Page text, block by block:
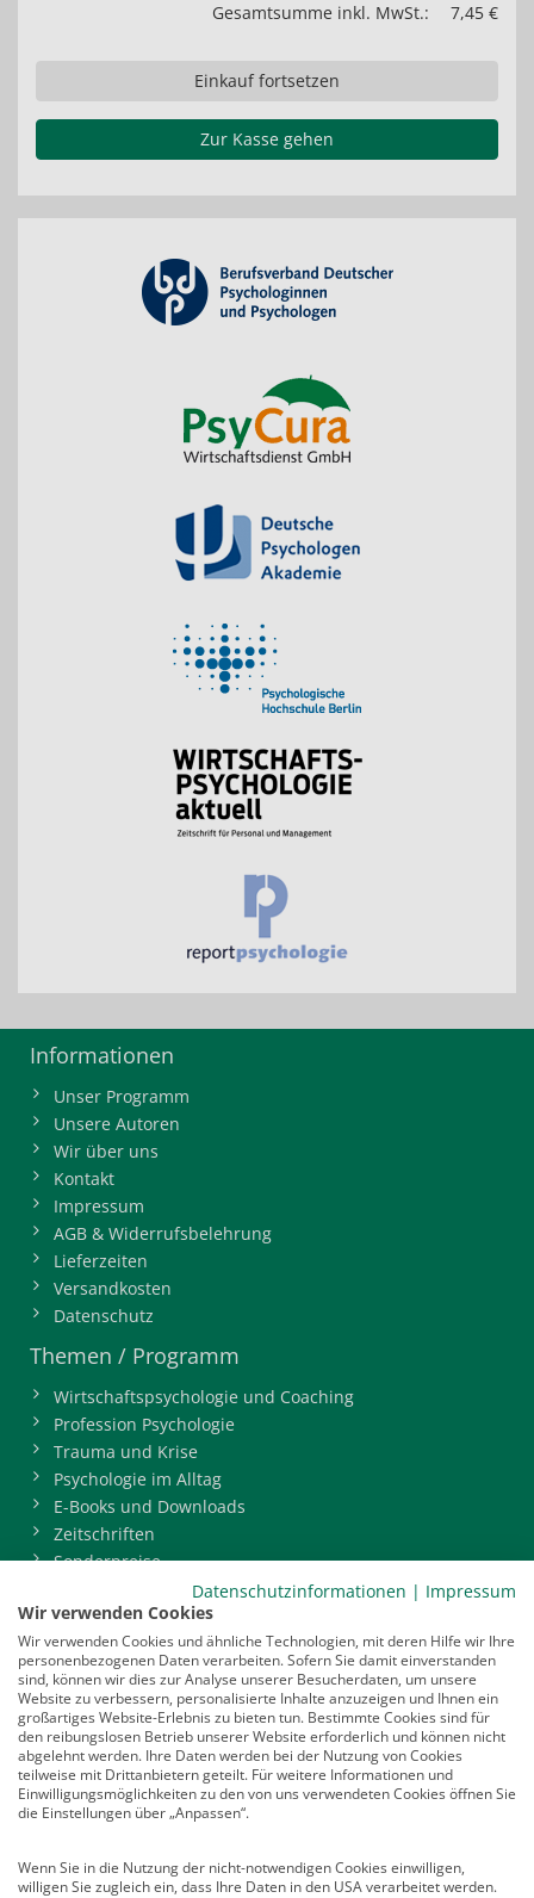
Gesamtsumme inkl. MwSt.: 7,45 €
Einkauf fortsetzen
Zur Kasse gehen
Informationen
Unser Programm
Unsere Autoren
Wir über uns
Kontakt
Impressum
AGB & Widerrufsbelehrung
Lieferzeiten
Versandkosten
Datenschutz
Themen / Programm
Wirtschaftspsychologie und Coaching
Profession Psychologie
Trauma und Krise
Psychologie im Alltag
E-Books und Downloads
Zeitschriften
Sonderpreise
BDP-Mitgliederbereich
Service
Newsletter
Mediadaten
Infocenter
Veranstaltungen
Nachrichten
Abo kündigen
Vertrag widerrufen
Datenschutzinformationen | Impressum
Wir verwenden Cookies
Wir verwenden Cookies und ähnliche Technologien, mit deren Hilfe wir Ihre
personenbezogenen Daten verarbeiten. Sofern Sie damit einverstanden
sind, können wir dies zur Analyse unserer Besucherdaten, um unsere
Website zu verbessern, personalisierte Inhalte anzuzeigen und Ihnen ein
großartiges Website-Erlebnis zu bieten tun. Bestimmte Cookies sind für
den reibungslosen Betrieb unserer Website erforderlich und können nicht
abgelehnt werden. Ihre Daten werden bei der Nutzung von Cookies
teilweise mit Drittanbietern geteilt. Für weitere Informationen und
Einwilligungsmöglichkeiten zu den von uns verwendeten Cookies öffnen Sie
die Einstellungen über „Anpassen“.
Wenn Sie in die Nutzung der nicht-notwendigen Cookies einwilligen,
willigen Sie zugleich ein, dass Ihre Daten in den USA verarbeitet werden.